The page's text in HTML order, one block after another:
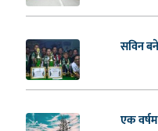
सविन
एक